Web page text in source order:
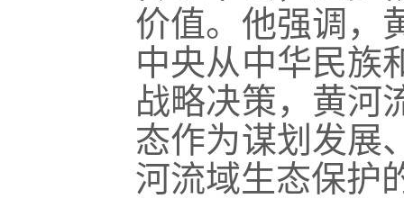
价值。他强调，
中央从中华民族
战略决策，黄河
态作为谋划发展
河流域生态保护